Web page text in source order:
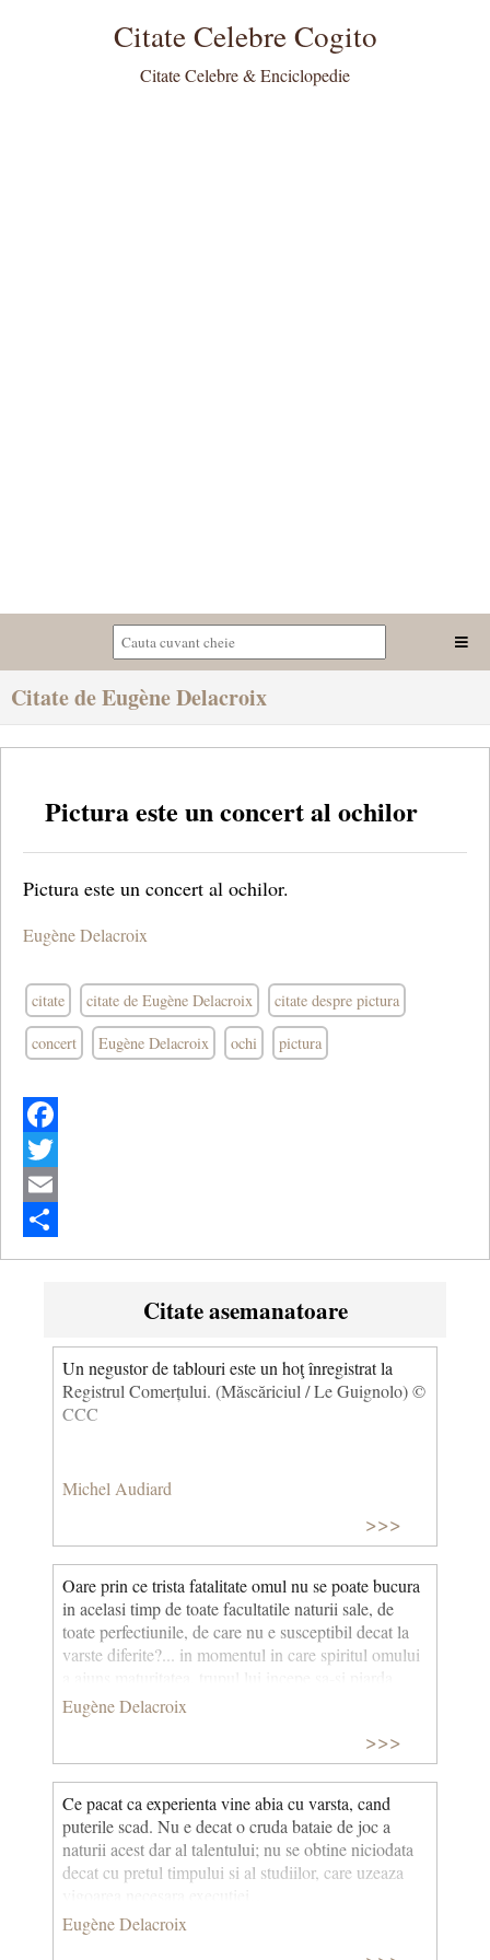
Citate Celebre Cogito
Citate Celebre & Enciclopedie
Citate de Eugène Delacroix
Pictura este un concert al ochilor
Pictura este un concert al ochilor.
Eugène Delacroix
citate citate de Eugène Delacroix citate despre pictura
concert Eugène Delacroix ochi pictura
Facebook
Twitter
Email
Share
Citate asemanatoare
Un negustor de tablouri este un hoţ înregistrat la
Registrul Comerțului. (Măscăriciul / Le Guignolo) ©
CCC
Michel Audiard
>>>
Oare prin ce trista fatalitate omul nu se poate bucura
in acelasi timp de toate facultatile naturii sale, de
toate perfectiunile, de care nu e susceptibil decat la
varste diferite?... in momentul in care spiritul omului
puterea... inteligenta a crescut, dar sufletul si-a
pierdut elasticitatea si impresionabilitatea; ... dar,
pentru ce omul, la urma urmei, n-ar suferi si el soarta
comuna tuturor fiintelor ? Cand culegem fructul cel
minunat mai putem oare avea pretentia sa respiram in
acelasi timp si parfumul florii? Tineretea a avut
nevoie de acea delicatete a sensibilitatii, pentru a
ajunge sa stapaneasca, la maturitate, siguranta
spiritului. Se poate ca oamenii foarte mari sunt
inteligenta este in plina putere, o parte din
Eugène Delacroix
>>>
Ce pacat ca experienta vine abia cu varsta, cand
puterile scad. Nu e decat o cruda bataie de joc a
naturii acest dar al talentului; nu se obtine niciodata
decat cu pretul timpului si al studiilor, care uzeaza
Eugène Delacroix